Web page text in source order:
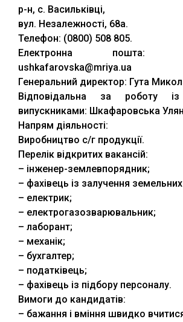
р-н, с. Васильківці,
вул. Незалежності, 68а.
Телефон: (0800) 508 805.
Електронна пошта:
ushkafarovska@mriya.ua
Генеральний директор: Гута
Відповідальна за роботу
випускниками: Шкафаровська
Напрям діяльності:
Виробництво с/г продукції.
Перелік відкритих вакансій:
– інженер-землевпорядник;
– фахівець із залучення земельних
– електрик;
– електрогазозварювальник;
– лаборант;
– механік;
– бухгалтер;
– податківець;
– фахівець із підбору персоналу.
Вимоги до кандидатів:
– бажання і вміння швидко